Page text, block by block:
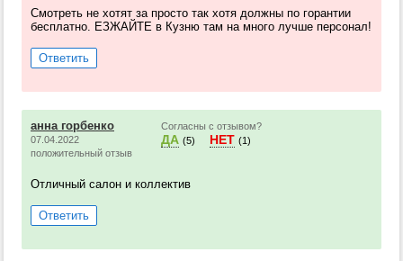
Смотреть не хотят за просто так хотя должны по горантии
бесплатно. ЕЗЖАЙТЕ в Кузню там на много лучше персонал!
Ответить
анна горбенко
07.04.2022
положительный отзыв
Согласны с отзывом?
ДА (5) НЕТ (1)
Отличный салон и коллектив
Ответить